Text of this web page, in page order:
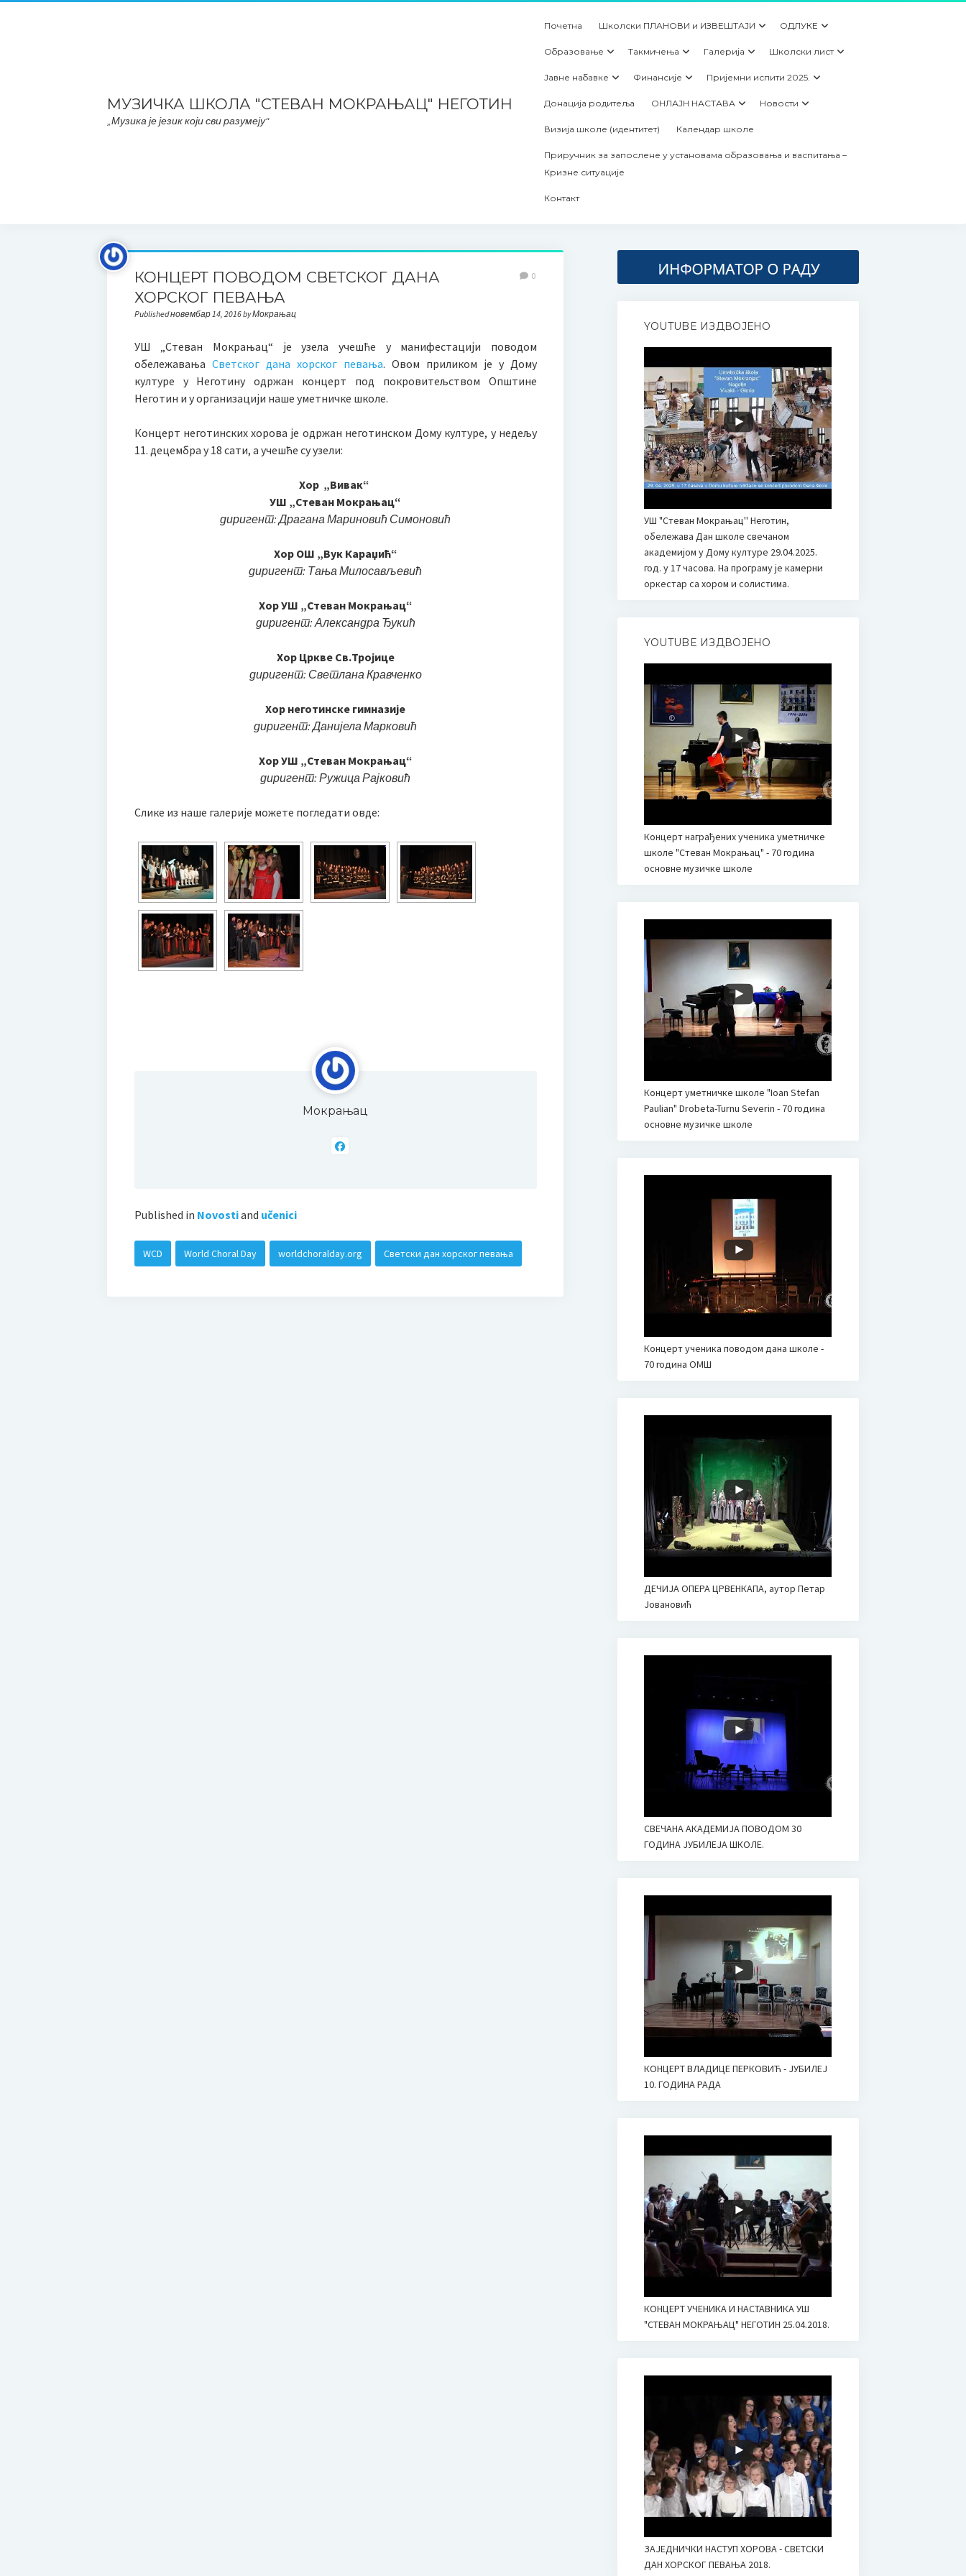
МУЗИЧКА ШКОЛА "СТЕВАН МОКРАЊАЦ" НЕГОТИН
„Музика је језик који сви разумеју“
Почетна Школски ПЛАНОВИ и ИЗВЕШТАЈИ ОДЛУКЕ
Образовање Такмичења Галерија Школски лист
Јавне набавке Финансије Пријемни испити 2025.
Донација родитеља ОНЛАЈН НАСТАВА Новости
Визија школе (идентитет) Календар школе
Приручник за запослене у установама образовања и васпитања –
Кризне ситуације
Контакт
КОНЦЕРТ ПОВОДОМ СВЕТСКОГ ДАНА
ХОРСКОГ ПЕВАЊА
Published новембар 14, 2016 by Мокрањац
0
УШ „Стеван Мокрањац“ је узела учешће у манифестацији поводом
обележавања Светског дана хорског певања. Овом приликом је у Дому
културе у Неготину одржан концерт под покровитељством Општине
Неготин и у организацији наше уметничке школе.
Концерт неготинских хорова је одржан неготинском Дому културе, у недељу
11. децембра у 18 сати, а учешће су узели:
Хор „Вивак“
УШ „Стеван Мокрањац“
диригент: Драгана Мариновић Симоновић
Хор ОШ „Вук Караџић“
диригент: Тања Милосављевић
Хор УШ „Стеван Мокрањац“
диригент: Александра Ђукић
Хор Цркве Св.Тројице
диригент: Светлана Кравченко
Хор неготинске гимназије
диригент: Данијела Марковић
Хор УШ „Стеван Мокрањац“
диригент: Ружица Рајковић
Слике из наше галерије можете погледати овде:
Мокрањац
Published in Novostiand učenici
WCD World Choral Day worldchoralday.org Светски дан хорског певања
YOUTUBE ИЗДВОЈЕНО
УШ "Стеван Мокрањац'' Неготин,
обележава Дан школе свечаном
академијом у Дому културе 29.04.2025.
год. у 17 часова. На програму је камерни
оркестар са хором и солистима.
YOUTUBE ИЗДВОЈЕНО
Концерт награђених ученика уметничке
школе "Стеван Мокрањац" - 70 година
основне музичке школе
Концерт уметничке школе "Ioan Stefan
Paulian" Drobeta-Turnu Severin - 70 година
основне музичке школе
Концерт ученика поводом дана школе -
70 година ОМШ
ДЕЧИЈА ОПЕРА ЦРВЕНКАПА, аутор Петар
Јовановић
СВЕЧАНА АКАДЕМИЈА ПОВОДОМ 30
ГОДИНА ЈУБИЛЕЈА ШКОЛЕ.
КОНЦЕРТ ВЛАДИЦЕ ПЕРКОВИЋ - ЈУБИЛЕЈ
10. ГОДИНА РАДА
КОНЦЕРТ УЧЕНИКА И НАСТАВНИКА УШ
"СТЕВАН МОКРАЊАЦ" НЕГОТИН 25.04.2018.
ЗАЈЕДНИЧКИ НАСТУП ХОРОВА - СВЕТСКИ
ДАН ХОРСКОГ ПЕВАЊА 2018.